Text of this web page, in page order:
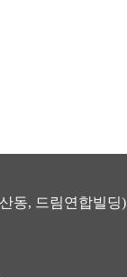
동, 드림연합빌딩)